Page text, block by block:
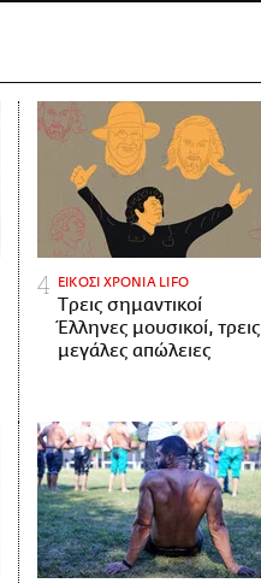
ΕΙΚΟΣΙ ΧΡΟΝΙΑ LIFO
Tρεις σημαντικοί
Έλληνες μουσικοί, τρεις
μεγάλες απώλειες